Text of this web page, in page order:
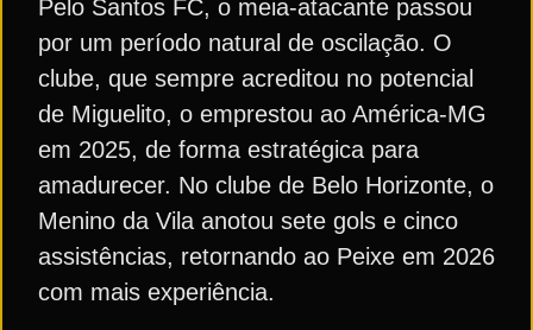
Pelo Santos FC, o meia-atacante passou
por um período natural de oscilação. O
clube, que sempre acreditou no potencial
de Miguelito, o emprestou ao América-MG
em 2025, de forma estratégica para
amadurecer. No clube de Belo Horizonte, o
Menino da Vila anotou sete gols e cinco
assistências, retornando ao Peixe em 2026
com mais experiência.